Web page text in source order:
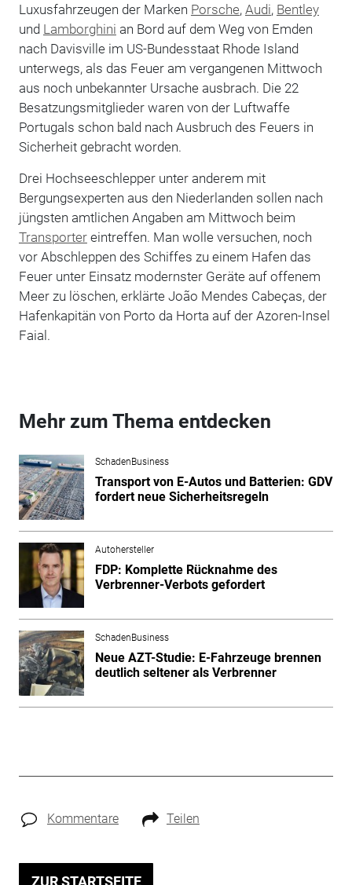
Luxusfahrzeugen der Marken Porsche, Audi, Bentley
und Lamborghini an Bord auf dem Weg von Emden
nach Davisville im US-Bundesstaat Rhode Island
unterwegs, als das Feuer am vergangenen Mittwoch
aus noch unbekannter Ursache ausbrach. Die 22
Besatzungsmitglieder waren von der Luftwaffe
Portugals schon bald nach Ausbruch des Feuers in
Sicherheit gebracht worden.
Drei Hochseeschlepper unter anderem mit
Bergungsexperten aus den Niederlanden sollen nach
jüngsten amtlichen Angaben am Mittwoch beim
Transportereintreffen. Man wolle versuchen, noch
vor Abschleppen des Schiffes zu einem Hafen das
Feuer unter Einsatz modernster Geräte auf offenem
Meer zu löschen, erklärte João Mendes Cabeças, der
Hafenkapitän von Porto da Horta auf der Azoren-Insel
Faial.
Mehr zum Thema entdecken
SchadenBusiness
Transport von E-Autos und Batterien: GDV
fordert neue Sicherheitsregeln
Autohersteller
FDP: Komplette Rücknahme des
Verbrenner-Verbots gefordert
SchadenBusiness
Neue AZT-Studie: E-Fahrzeuge brennen
deutlich seltener als Verbrenner
Kommentare Teilen
ZUR STARTSEITE